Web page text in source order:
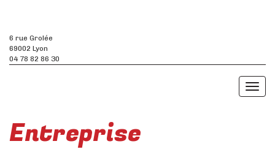
6 rue Grolée
69002 Lyon
04 78 82 86 30
Toggle
Entreprise